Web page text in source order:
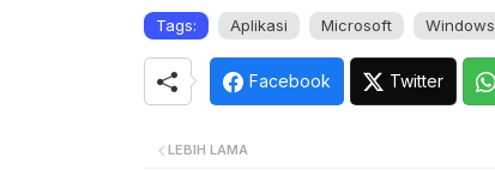
Tags: Aplikasi Microsoft Windows
Facebook Twitter
LEBIH LAMA